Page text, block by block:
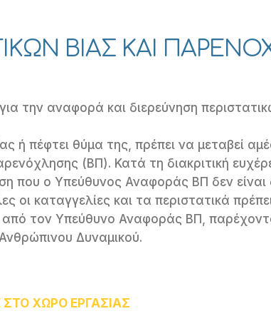
ΒΙΑΣ ΚΑΙ
την αναφορά και διερεύνηση
ή πέφτει θύμα της, πρέπει να μεταβεί
(ΒΠ). Κατά τη διακριτική
που ο Υπεύθυνος Αναφοράς ΒΠ δεν είναι
οι καταγγελίες και τα περιστατικά
τον Υπεύθυνο Αναφοράς ΒΠ,
Δυναμικού.
ΧΩΡΟ ΕΡΓΑΣΙΑΣ